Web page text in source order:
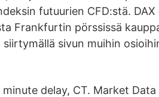
futuurien CFD:stä.
Frankfurtin pörssissä
sivun muihin
minute delay, CT. Market